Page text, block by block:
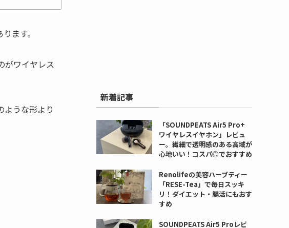
ます。
がワイヤレス
ような形より
新着記事
「SOUNDPEATS Air5 Pro+
ワイヤレスイヤホン」レビュ
ー。繊細で透明感のある高域が
心地いい！コスパ◎でおすすめ
Renolifeの美容ハーブティー
「RESE-Tea」で毎日スッキ
リ！ダイエット・腸活にもおす
すめ
SOUNDPEATS Air5 Proレビ